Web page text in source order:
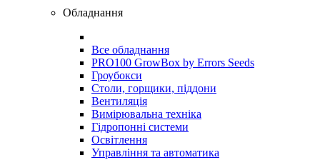
Обладнання
Все обладнання
PRO100 GrowBox by Errors Seeds
Гроубокси
Столи, горщики, піддони
Вентиляція
Вимірювальна техніка
Гідропонні системи
Освітлення
Управління та автоматика